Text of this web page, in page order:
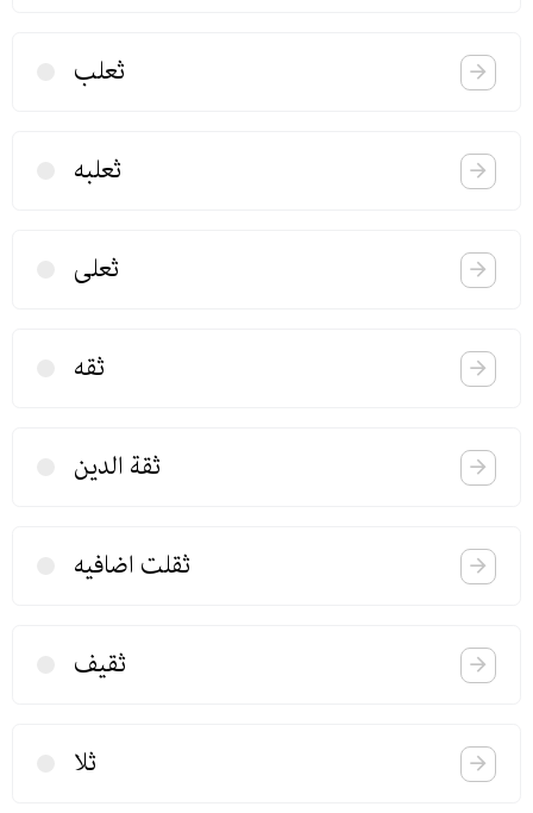
ثعلب
ثعلبه
ثعلی
ثقه
ثقة الدین
ثقلت اضافیه
ثقیف
ثلا